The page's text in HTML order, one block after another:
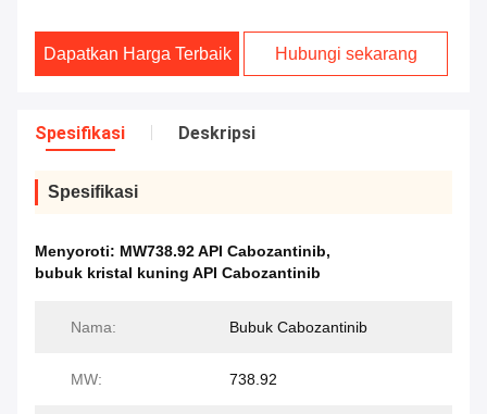
Dapatkan Harga Terbaik Hubungi sekarang
Spesifikasi Deskripsi
Spesifikasi
Menyoroti: MW738.92 API Cabozantinib,
bubuk kristal kuning API Cabozantinib
Nama: Bubuk Cabozantinib
MW: 738.92